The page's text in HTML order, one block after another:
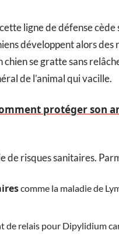
ligne de défense cède
développent alors des
se gratte sans
de l’animal qui vacille.
protéger son
de risques sanitaires.
comme la maladie de
de relais pour Dipylidium